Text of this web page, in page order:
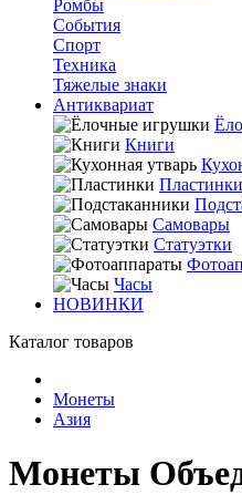
Ромбы
События
Спорт
Техника
Тяжелые знаки
Антиквариат
Книги
Пластинки
Самовары
Статуэтки
Часы
НОВИНКИ
Каталог товаров
Монеты
Азия
Монеты